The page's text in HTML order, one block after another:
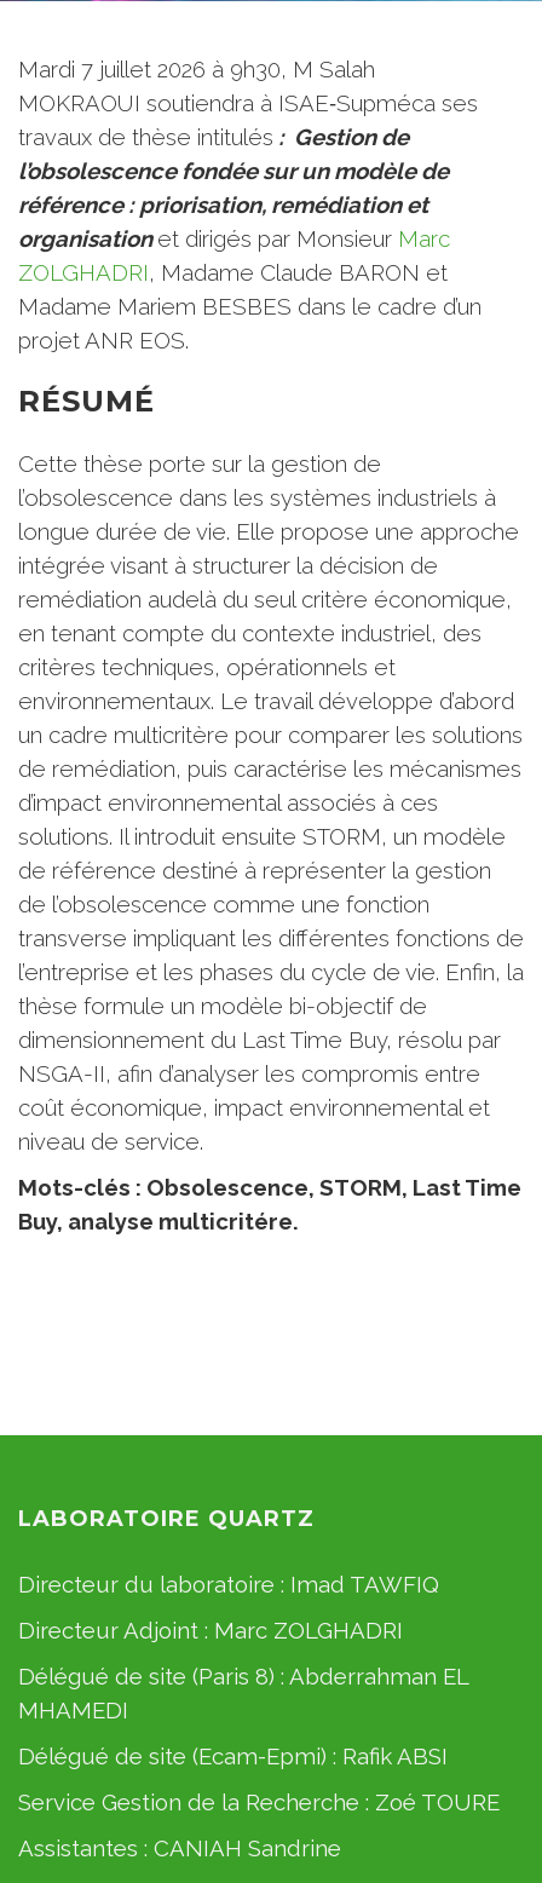
Mardi 7 juillet 2026 à 9h30, M Salah
MOKRAOUI soutiendra à ISAE‑Supméca ses
travaux de thèse intitulés : Gestion de
l’obsolescence fondée sur un modèle de
référence : priorisation, remédiation et
organisationet dirigés par Monsieur Marc
ZOLGHADRI, Madame Claude BARON et
Madame Mariem BESBES dans le cadre d’un
projet ANR EOS.
RÉSUMÉ
Cette thèse porte sur la gestion de
l’obsolescence dans les systèmes industriels à
longue durée de vie. Elle propose une approche
intégrée visant à structurer la décision de
remédiation audelà du seul critère économique,
en tenant compte du contexte industriel, des
critères techniques, opérationnels et
environnementaux. Le travail développe d’abord
un cadre multicritère pour comparer les solutions
de remédiation, puis caractérise les mécanismes
d’impact environnemental associés à ces
solutions. Il introduit ensuite STORM, un modèle
de référence destiné à représenter la gestion
de l’obsolescence comme une fonction
transverse impliquant les différentes fonctions de
l’entreprise et les phases du cycle de vie. Enfin, la
thèse formule un modèle bi-objectif de
dimensionnement du Last Time Buy, résolu par
NSGA-II, afin d’analyser les compromis entre
coût économique, impact environnemental et
niveau de service.
Mots-clés : Obsolescence, STORM, Last Time
Buy, analyse multicritére.
LABORATOIRE QUARTZ
Directeur du laboratoire : Imad TAWFIQ
Directeur Adjoint : Marc ZOLGHADRI
Délégué de site (Paris 8) : Abderrahman EL
MHAMEDI
Délégué de site (Ecam-Epmi) : Rafik ABSI
Service Gestion de la Recherche : Zoé TOURE
Assistantes : CANIAH Sandrine